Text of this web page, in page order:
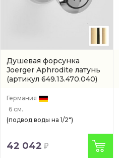
Душевая форсунка
Joerger Aphrodite латунь
(артикул 649.13.470.040)
Германия
6 см.
(подвод воды на 1/2")
42 042